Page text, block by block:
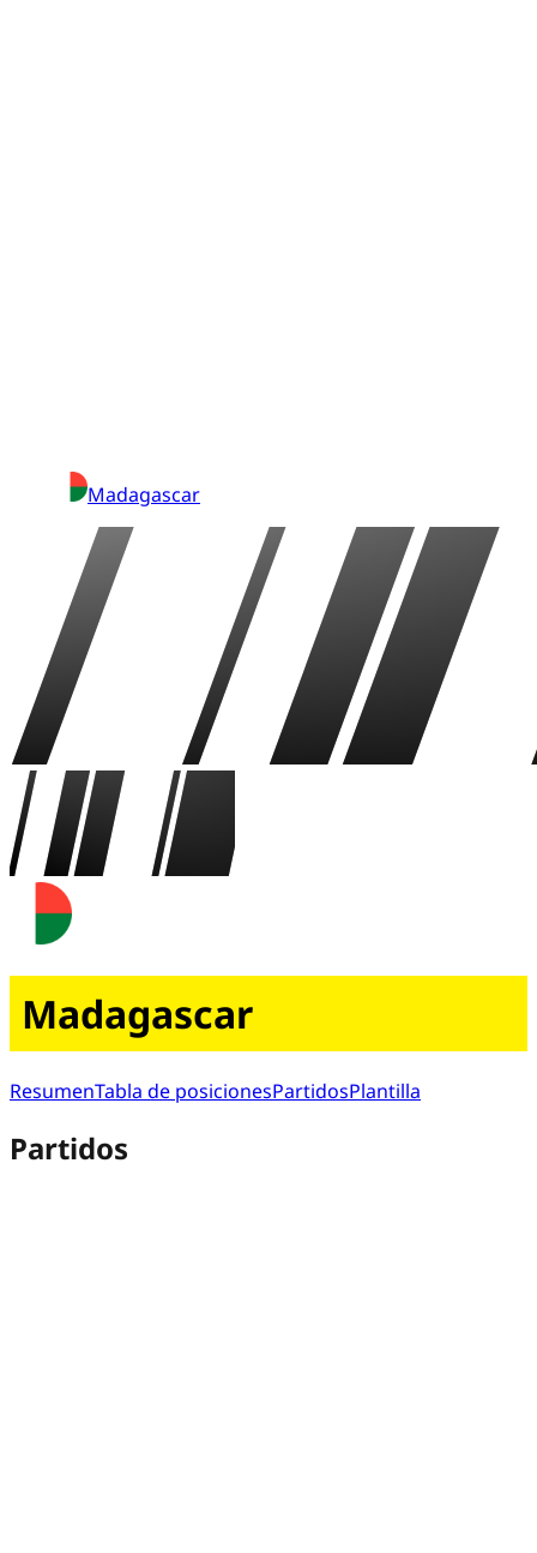
Madagascar
Madagascar
ResumenTabla de posicionesPartidosPlantilla
Partidos